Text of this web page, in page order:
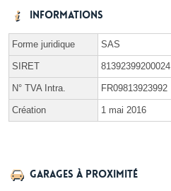
Informations
Forme juridique SAS
SIRET 81392399200024
N° TVA Intra. FR09813923992
Création 1 mai 2016
Garages à proximité